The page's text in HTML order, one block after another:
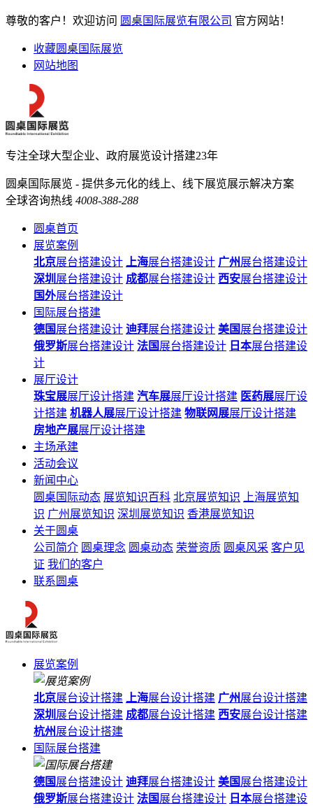
尊敬的客户！欢迎访问 圆桌国际展览有限公司 官方网站！
收藏圆桌国际展览
网站地图
专注全球大型企业、政府展览设计搭建23年
圆桌国际展览 - 提供多元化的线上、线下展览展示解决方案
全球咨询热线 4008-388-288
圆桌首页
展览案例
北京展台搭建设计 上海展台搭建设计 广州展台搭建设计
深圳 展台搭建设计 成都展台搭建设计 西安展台搭建设计
国外展台搭建设计
国际展台搭建
德国 展台搭建设计 迪拜展台搭建设计 美国 展台搭建设计
俄罗斯展台搭建设计 法国 展台搭建设计 日本展台搭建设
计
展厅设计
珠宝展展厅设计搭建 汽车展展厅设计搭建 医药展展厅设
计搭建 机器人展展厅设计搭建 物联网展展厅设计搭建
房地产展展厅设计搭建
主场承建
活动会议
新闻中心
圆桌国际动态 展览知识百科 北京展览知识
上海展览知
识 广州展览知识 深圳展览知识 香港展览知识
关于圆桌
公司简介 圆桌理念 圆桌动态 荣誉资质 圆桌风采 客户见
证 我们的客户
联系圆桌
展览案例
北京展台设计搭建 上海展台设计搭建 广州展台设计搭建
深圳 展台设计搭建 成都展台设计搭建 西安展台设计搭建
杭州展台设计搭建
国际展台搭建
德国 展台搭建设计 迪拜展台搭建设计 美国 展台搭建设计
俄罗斯展台搭建设计 法国 展台搭建设计 日本展台搭建设